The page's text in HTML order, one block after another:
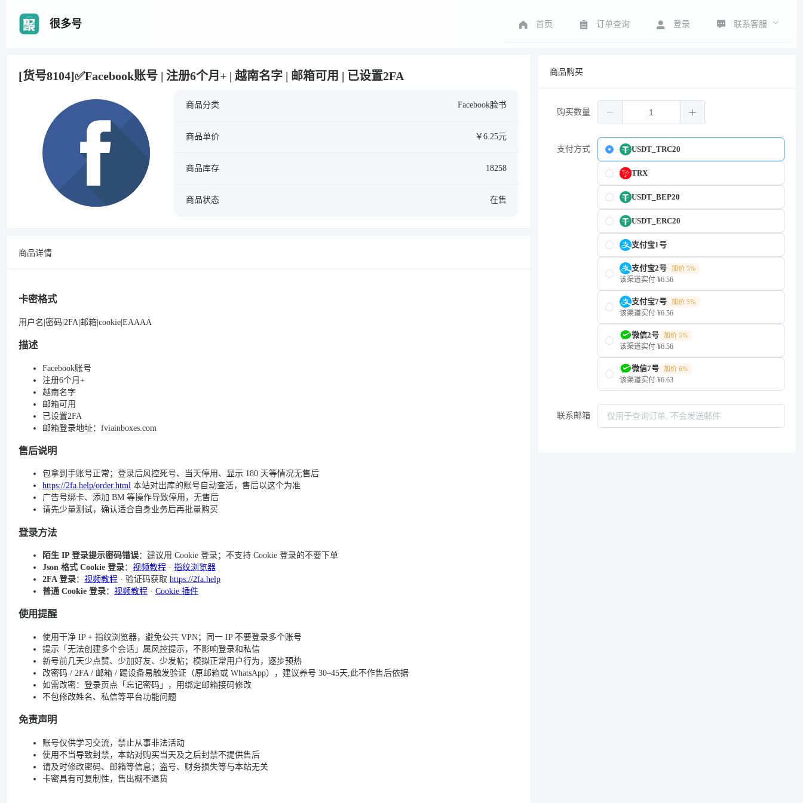
很多号 首页 订单查询 登录 联系客服
[货号8104]✅Facebook账号 | 注册6个月+ | 越南名字 | 邮箱可用 | 已设置2FA
商品分类 Facebook脸书
商品单价 ￥6.25元
商品库存 18258
商品状态 在售
商品详情
卡密格式
用户名|密码|2FA|邮箱|cookie|EAAAA
描述
Facebook账号
注册6个月+
越南名字
邮箱可用
已设置2FA
邮箱登录地址：fviainboxes.com
售后说明
包拿到手账号正常；登录后风控死号、当天停用、显示 180 天等情况无售后
https://2fa.help/order.html 本站对出库的账号自动查活，售后以这个为准
广告号绑卡、添加 BM 等操作导致停用，无售后
请先少量测试，确认适合自身业务后再批量购买
登录方法
陌生 IP 登录提示密码错误：建议用 Cookie 登录；不支持 Cookie 登录的不要下单
Json 格式 Cookie 登录： 视频教程 · 指纹浏览器
2FA 登录： 视频教程 · 验证码获取 https://2fa.help
普通 Cookie 登录： 视频教程 · Cookie 插件
使用提醒
使用干净 IP + 指纹浏览器，避免公共 VPN；同一 IP 不要登录多个账号
提示「无法创建多个会话」属风控提示，不影响登录和私信
新号前几天少点赞、少加好友、少发帖；模拟正常用户行为，逐步预热
改密码 / 2FA / 邮箱 / 踢设备易触发验证（原邮箱或 WhatsApp），建议养号 30–45天,此不作售后依据
如需改密：登录页点「忘记密码」，用绑定邮箱接码修改
不包修改姓名、私信等平台功能问题
免责声明
账号仅供学习交流，禁止从事非法活动
使用不当导致封禁，本站对购买当天及之后封禁不提供售后
请及时修改密码、邮箱等信息；盗号、财务损失等与本站无关
卡密具有可复制性，售出概不退货
商品购买
购买数量
支付方式 USDT_TRC20
TRX
USDT_BEP20
USDT_ERC20
支付宝1号
支付宝2号 加价 5%
该渠道实付 ¥6.56
支付宝7号 加价 5%
该渠道实付 ¥6.56
微信2号 加价 5%
该渠道实付 ¥6.56
微信7号 加价 6%
该渠道实付 ¥6.63
联系邮箱